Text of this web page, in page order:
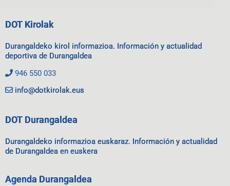
DOT Kirolak
Durangaldeko kirol informazioa. Información y actualidad
deportiva de Durangaldea
946 550 033
info@dotkirolak.eus
DOT Durangaldea
Durangaldeko informazioa euskaraz. Información y actualidad
de Durangaldea en euskera
Agenda Durangaldea